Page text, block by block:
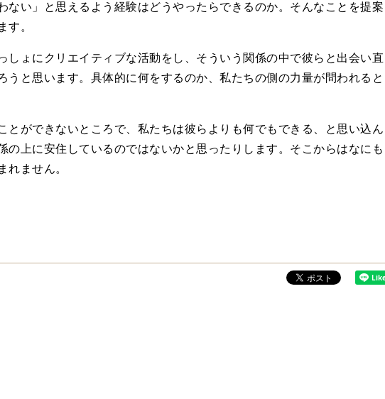
ない」と思えるよう経験はどうやったらできるのか。そんなことを提案
す。
ょにクリエイティブな活動をし、そういう関係の中で彼らと出会い直
うと思います。具体的に何をするのか、私たちの側の力量が問われると
ができないところで、私たちは彼らよりも何でもできる、と思い込ん
の上に安住しているのではないかと思ったりします。そこからはなにも
れません。